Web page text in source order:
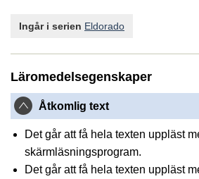
Ingår i serien Eldorado
Läromedelsegenskaper
Åtkomlig text
Det går att få hela texten uppläst
skärmläsningsprogram.
Det går att få hela texten uppläst